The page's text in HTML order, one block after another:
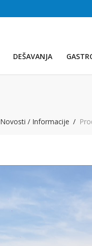
DEŠAVANJA
Novosti / Informacije